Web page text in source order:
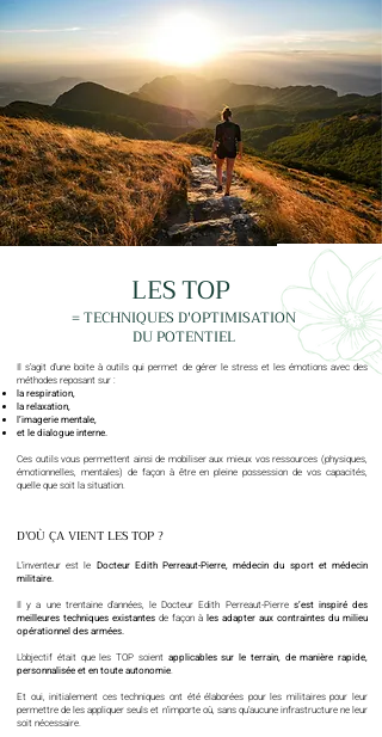
LES TOP
= TECHNIQUES D'OPTIMISATION
DU POTENTIEL
Il s’agit d’une boite à outils qui permet de gérer le stress et les émotions avec des
méthodes reposant sur :
la respiration,
la relaxation,
l’imagerie mentale,
et le dialogue interne.
Ces outils vous permettent ainsi de mobiliser aux mieux vos ressources (physiques,
émotionnelles, mentales) de façon à être en pleine possession de vos capacités,
quelle que soit la situation.
D'OÙ ÇA VIENT LES TOP ?
L’inventeur est le Docteur Edith Perreaut-Pierre, médecin du sport et médecin
militaire.
Il y a une trentaine d’années, le Docteur Edith Perreaut-Pierre s’est inspiré des
meilleures techniques existantes de façon à les adapter aux contraintes du milieu
opérationnel des armées.
L’objectif était que les TOP soient applicables sur le terrain, de manière rapide,
personnalisée et en toute autonomie.
Et oui, initialement ces techniques ont été élaborées pour les militaires pour leur
permettre de les appliquer seuls et n’importe où, sans qu’aucune infrastructure ne leur
soit nécessaire.